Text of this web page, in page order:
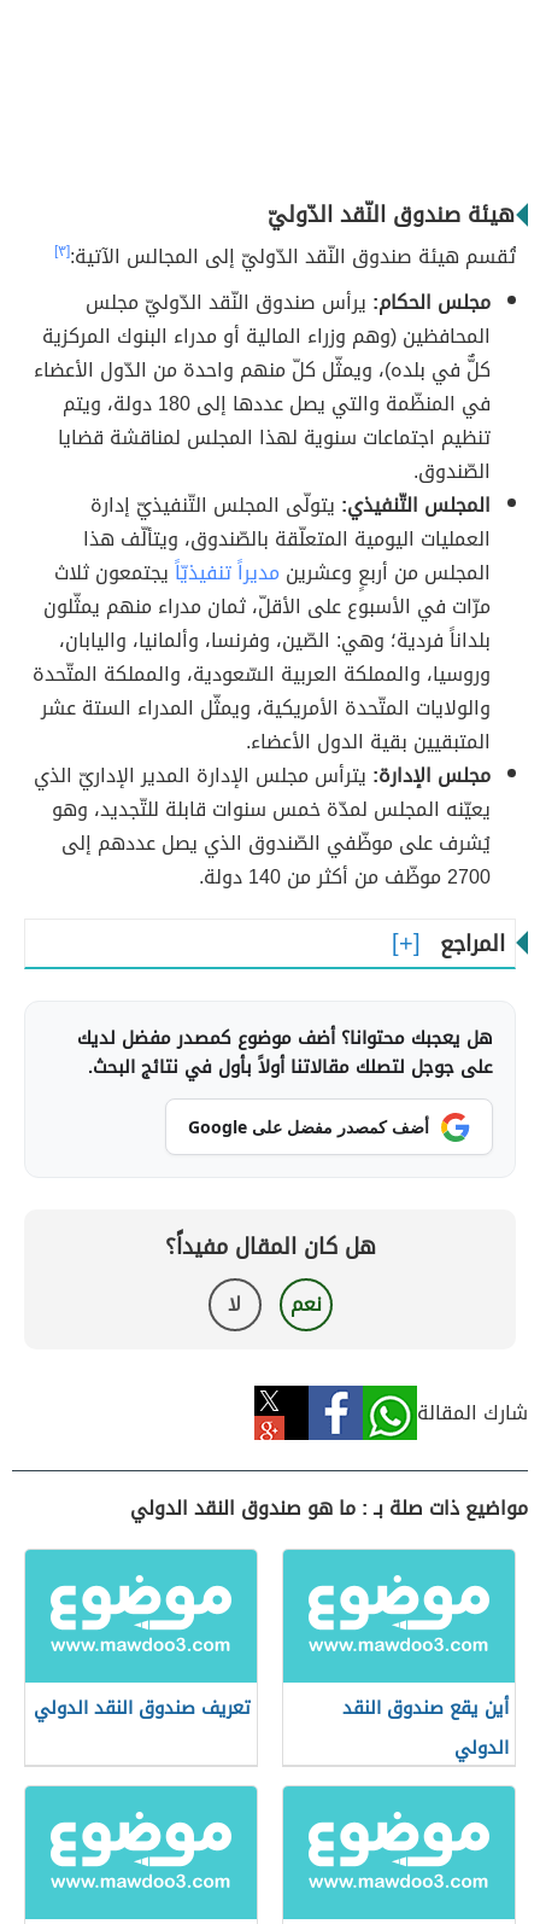
هيئة صندوق النّقد الدّوليّ
تُقسم هيئة صندوق النّقد الدّوليّ إلى المجالس الآتية:[٣]
مجلس الحكام: يرأس صندوق النّقد الدّوليّ مجلس
المحافظين (وهم وزراء المالية أو مدراء البنوك المركزية
كلٌّ في بلده)، ويمثّل كلّ منهم واحدة من الدّول الأعضاء
في المنظّمة والتي يصل عددها إلى 180 دولة، ويتم
تنظيم اجتماعات سنوية لهذا المجلس لمناقشة قضايا
الصّندوق.
المجلس التّنفيذي: يتولّى المجلس التّنفيذيّ إدارة
العمليات اليومية المتعلّقة بالصّندوق، ويتألّف هذا
المجلس من أربعٍ وعشرين مديراً تنفيذيّاًيجتمعون ثلاث
مرّات في الأسبوع على الأقلّ، ثمان مدراء منهم يمثّلون
بلداناً فردية؛ وهي: الصّين، وفرنسا، وألمانيا، واليابان،
وروسيا، والمملكة العربية السّعودية، والمملكة المتّحدة
والولايات المتّحدة الأمريكية، ويمثّل المدراء الستة عشر
المتبقيين بقية الدول الأعضاء.
مجلس الإدارة: يترأس مجلس الإدارة المدير الإداريّ الذي
يعيّنه المجلس لمدّة خمس سنوات قابلة للتّجديد، وهو
يُشرف على موظّفي الصّندوق الذي يصل عددهم إلى
2700 موظّف من أكثر من 140 دولة.
المراجع
هل يعجبك محتوانا؟ أضف موضوع كمصدر مفضل لديك
على جوجل لتصلك مقالاتنا أولاً بأول في نتائج البحث.
أضف كمصدر مفضل على Google
هل كان المقال مفيداً؟
نعم لا
شارك المقالة
مواضيع ذات صلة بـ : ما هو صندوق النقد الدولي
أين يقع صندوق النقد
الدولي
تعريف صندوق النقد الدولي